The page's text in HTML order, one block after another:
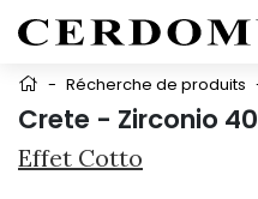
- Récherche de produits
Crete - Zirconio
Effet Cotto